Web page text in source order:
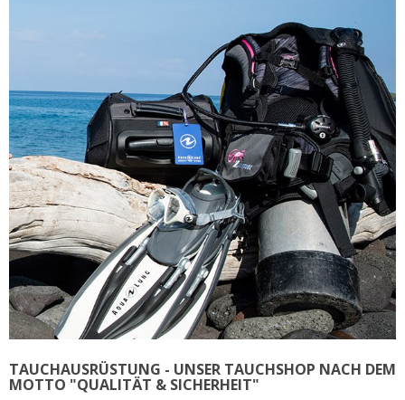
TAUCHAUSRÜSTUNG - UNSER TAUCHSHOP NACH DEM
MOTTO "QUALITÄT & SICHERHEIT"